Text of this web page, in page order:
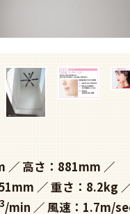
高さ：881mm
重さ：8.2kg
3/min
風速：1.7m/